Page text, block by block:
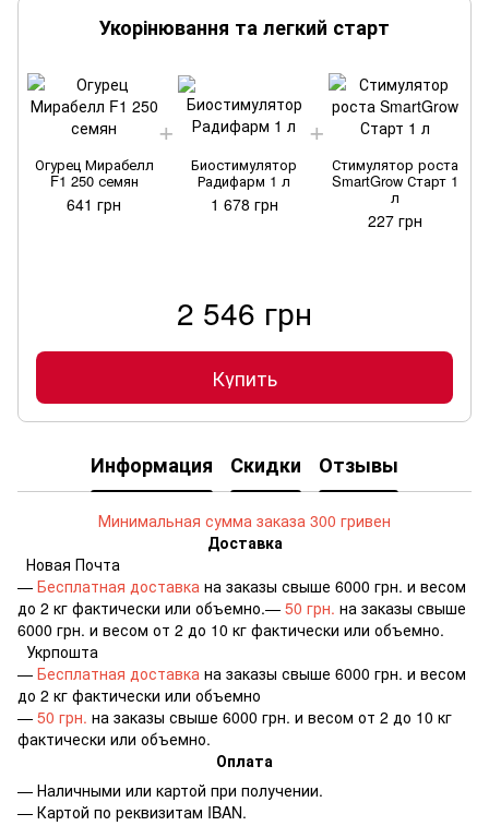
Укорінювання та легкий старт
Огурец Мирабелл
F1 250 семян
641 грн
Биостимулятор
Радифарм 1 л
1 678 грн
Стимулятор роста
SmartGrow Старт 1
л
227 грн
2 546 грн
Купить
Информация Скидки Отзывы
Минимальная сумма заказа 300 гривен
Доставка
Новая Почта
— Бесплатная доставка на заказы свыше 6000 грн. и весом
до 2 кг фактически или объемно.— 50 грн. на заказы свыше
6000 грн. и весом от 2 до 10 кг фактически или объемно.
Укрпошта
— Бесплатная доставка на заказы свыше 6000 грн. и весом
до 2 кг фактически или объемно
— 50 грн. на заказы свыше 6000 грн. и весом от 2 до 10 кг
фактически или объемно.
Оплата
— Наличными или картой при получении.
— Картой по реквизитам IBAN.